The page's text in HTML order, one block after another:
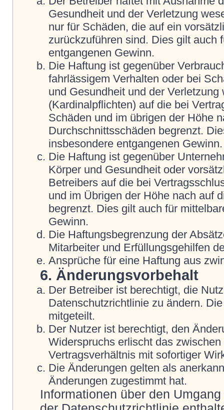
Gesundheit und der Verletzung
nur für Schäden, die auf ein
zurückzuführen sind. Dies gilt auch
entgangenen Gewinn.
Die Haftung ist gegenüber
fahrlässigem Verhalten oder bei
und Gesundheit und der
(Kardinalpflichten) auf die bei
Schäden und im übrigen der Höhe
Durchschnittsschäden begrenzt.
insbesondere entgangenen Gewinn.
Die Haftung ist gegenüber
Körper und Gesundheit oder
Betreibers auf die bei
und im Übrigen der Höhe nach auf
begrenzt. Dies gilt auch für
Gewinn.
Die Haftungsbegrenzung der
Mitarbeiter und Erfüllungsgehilfen
Ansprüche für eine Haftung aus
6. Änderungsvorbehalt
Der Betreiber ist berechtigt, die
Datenschutzrichtlinie zu ändern.
mitgeteilt.
Der Nutzer ist berechtigt, den
Widerspruchs erlischt das
Vertragsverhältnis mit sofortiger
Die Änderungen gelten als
Änderungen zugestimmt hat.
Informationen über den